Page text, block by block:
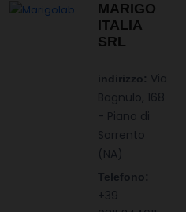
MARIGO
ITALIA
SRL
indirizzo: Via
Bagnulo, 168
- Piano di
Sorrento
(NA)
Telefono:
+39